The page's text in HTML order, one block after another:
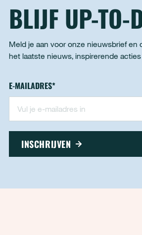
BLIJF UP-TO-
Meld je aan voor onze nieuwsbrief en
het laatste nieuws, inspirerende
Nieuwsbrief - footer
" geeft vereiste velden aan
E-MAILADRES*
INSCHRIJVEN